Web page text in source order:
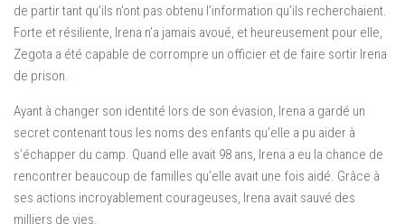
de partir tant qu’ils n’ont pas obtenu l’information qu’ils recherchaient.
Forte et résiliente, Irena n’a jamais avoué, et heureusement pour elle,
Zegota a été capable de corrompre un officier et de faire sortir Irena
de prison.
Ayant à changer son identité lors de son évasion, Irena a gardé un
secret contenant tous les noms des enfants qu’elle a pu aider à
s’échapper du camp. Quand elle avait 98 ans, Irena a eu la chance de
rencontrer beaucoup de familles qu’elle avait une fois aidé. Grâce à
ses actions incroyablement courageuses, Irena avait sauvé des
milliers de vies.